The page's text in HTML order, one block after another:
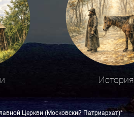
История
Церкви (Московский Патриархат)"